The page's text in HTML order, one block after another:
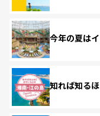
今年の夏は
知れば知る